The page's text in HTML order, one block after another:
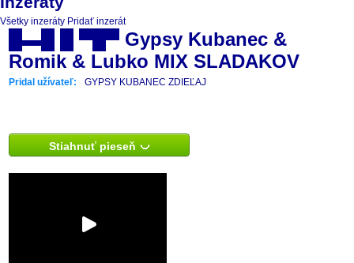
Všetky inzeráty Pridať inzerát
█▬█ █ ▀█▀ Gypsy Kubanec &
Romik & Lubko MIX SLADAKOV
Pridal užívateľ: GYPSY KUBANEC ZDIEĽAJ
Stiahnuť pieseň